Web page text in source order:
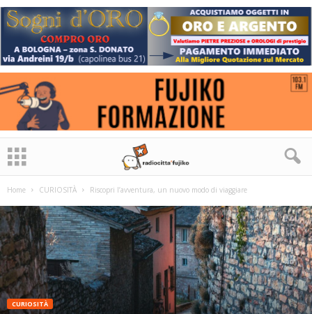
Home CURIOSITÀ Riscopri l’avventura, un nuovo modo di viaggiare
CURIOSITÀ